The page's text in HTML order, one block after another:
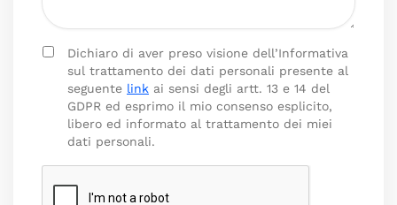
Dichiaro di aver preso visione dell’Informativa
sul trattamento dei dati personali presente al
seguente link ai sensi degli artt. 13 e 14 del
GDPR ed esprimo il mio consenso esplicito,
libero ed informato al trattamento dei miei
dati personali.